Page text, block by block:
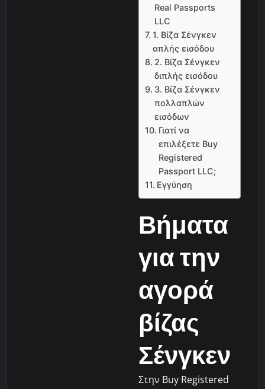
Real Passports
LLC
1. Βίζα Σένγκεν
απλής εισόδου
2. Βίζα Σένγκεν
διπλής εισόδου
3. Βίζα Σένγκεν
πολλαπλών
εισόδων
Γιατί να
επιλέξετε Buy
Registered
Passport LLC;
Εγγύηση
Βήματα
για την
αγορά
βίζας
Σένγκεν
Στην Buy Registered